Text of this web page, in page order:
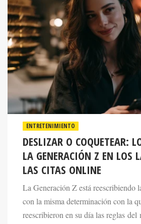
ENTRETENIMIENTO
DESLIZAR O COQUETEAR:
LA GENERACIÓN Z EN LOS
LAS CITAS ONLINE
La Generación Z está reescribiendo
con la misma determinación con la
reescribieron en su día las reglas del